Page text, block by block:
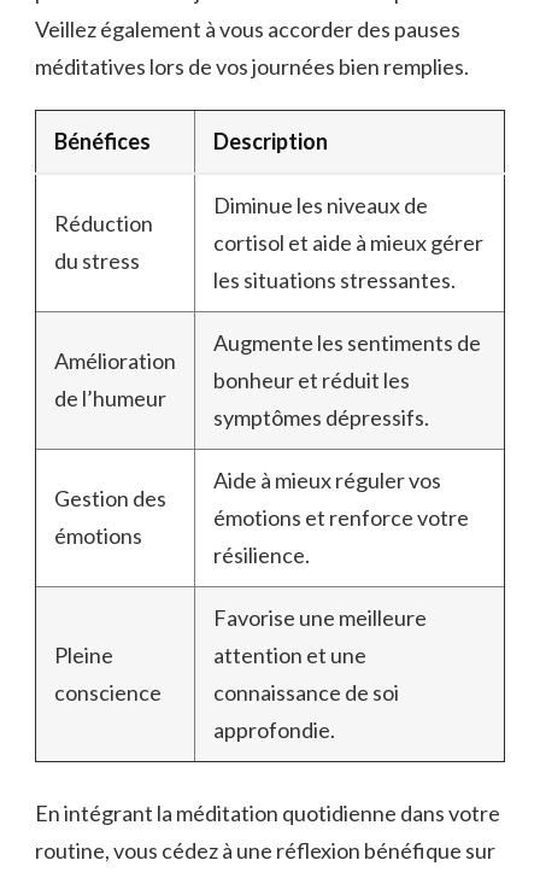
Veillez également à vous accorder des pauses
méditatives lors de vos journées bien remplies.
Bénéfices Description
Réduction
du stress
Diminue les niveaux de
cortisol et aide à mieux gérer
les situations stressantes.
Amélioration
de l’humeur
Augmente les sentiments de
bonheur et réduit les
symptômes dépressifs.
Gestion des
émotions
Aide à mieux réguler vos
émotions et renforce votre
résilience.
Pleine
conscience
Favorise une meilleure
attention et une
connaissance de soi
approfondie.
En intégrant la méditation quotidienne dans votre
routine, vous cédez à une réflexion bénéfique sur